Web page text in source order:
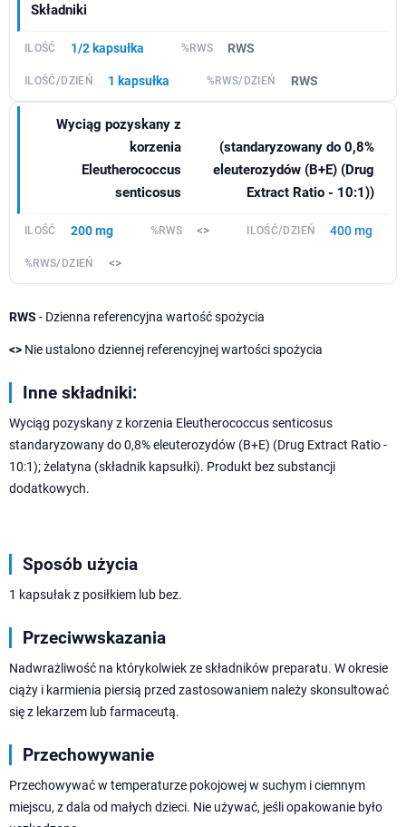
Składniki
1/2 kapsułka RWS
1 kapsułka RWS
Wyciąg pozyskany z
korzenia
Eleutherococcus
senticosus
(standaryzowany do 0,8%
eleuterozydów (B+E) (Drug
Extract Ratio - 10:1))
200 mg <> 400 mg
<>
RWS - Dzienna referencyjna wartość spożycia
<> Nie ustalono dziennej referencyjnej wartości spożycia
Inne składniki:
Wyciąg pozyskany z korzenia Eleutherococcus senticosus
standaryzowany do 0,8% eleuterozydów (B+E) (Drug Extract Ratio -
10:1); żelatyna (składnik kapsułki). Produkt bez substancji
dodatkowych.
Sposób użycia
1 kapsułak z posiłkiem lub bez.
Przeciwwskazania
Nadwrażliwość na którykolwiek ze składników preparatu. W okresie
ciąży i karmienia piersią przed zastosowaniem należy skonsultować
się z lekarzem lub farmaceutą.
Przechowywanie
Przechowywać w temperaturze pokojowej w suchym i ciemnym
miejscu, z dala od małych dzieci. Nie używać, jeśli opakowanie było